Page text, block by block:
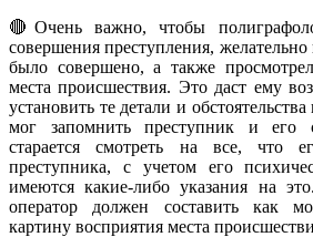
🔴Очень важно, чтобы
совершения преступления,
было совершено, а также
места происшествия. Это даст ему
установить те детали и
мог запомнить преступник и его
старается смотреть на все, что
преступника, с учетом его
имеются какие-либо указания на
оператор должен составить как
картину восприятия места